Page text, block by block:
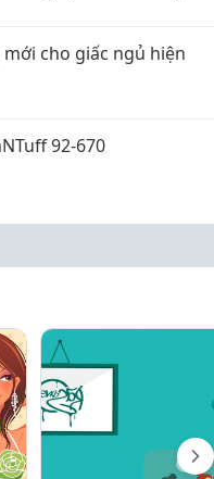
cho giấc ngủ hiện
92-670